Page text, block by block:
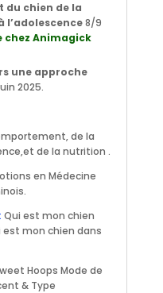
du chien de la
l’adolescence8/9
chez Animagick
une approche
2025.
de la
de la nutrition .
en Médecine
Qui est mon chien
est mon chien dans
Hoops Mode de
& Type